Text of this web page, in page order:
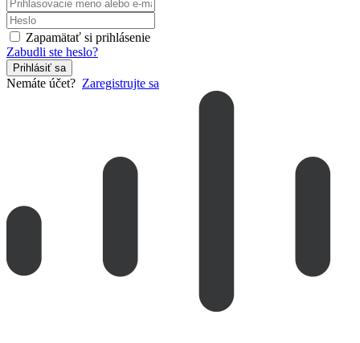
Zapamätať si prihlásenie
Zabudli ste heslo?
Prihlásiť sa
Nemáte účet? Zaregistrujte sa